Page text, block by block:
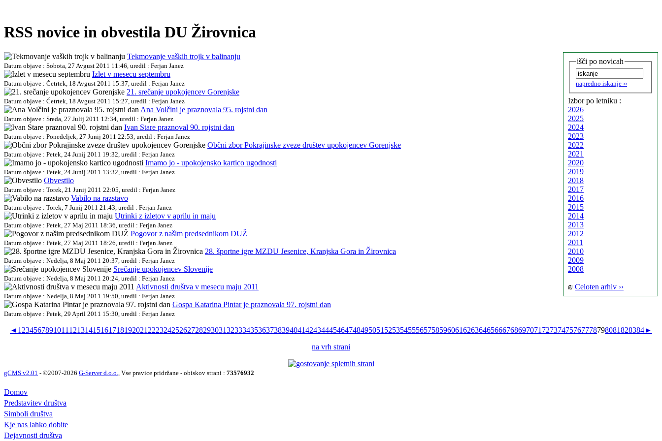
RSS novice in obvestila DU Žirovnica
išči po novicah
napredno iskanje ››
Izbor po letniku :
2026
2025
2024
2023
2022
2021
2020
2019
2018
2017
2016
2015
2014
2013
2012
2011
2010
2009
2008
₪ Celoten arhiv ››
Tekmovanje vaških trojk v balinanju
Datum objave : Sobota, 27 Avgust 2011 11:46, uredil : Ferjan Janez
Izlet v mesecu septembru
Datum objave : Četrtek, 18 Avgust 2011 15:37, uredil : Ferjan Janez
21. srečanje upokojencev Gorenjske
Datum objave : Četrtek, 18 Avgust 2011 15:27, uredil : Ferjan Janez
Ana Volčini je praznovala 95. rojstni dan
Datum objave : Sreda, 27 Julij 2011 12:34, uredil : Ferjan Janez
Ivan Stare praznoval 90. rojstni dan
Datum objave : Ponedeljek, 27 Junij 2011 22:53, uredil : Ferjan Janez
Občni zbor Pokrajinske zveze društev upokojencev Gorenjske
Datum objave : Petek, 24 Junij 2011 19:32, uredil : Ferjan Janez
Imamo jo - upokojensko kartico ugodnosti
Datum objave : Petek, 24 Junij 2011 13:32, uredil : Ferjan Janez
Obvestilo
Datum objave : Torek, 21 Junij 2011 22:05, uredil : Ferjan Janez
Vabilo na razstavo
Datum objave : Torek, 7 Junij 2011 21:43, uredil : Ferjan Janez
Utrinki z izletov v aprilu in maju
Datum objave : Petek, 27 Maj 2011 18:36, uredil : Ferjan Janez
Pogovor z našim predsednikom DUŽ
Datum objave : Petek, 27 Maj 2011 18:26, uredil : Ferjan Janez
28. športne igre MZDU Jesenice, Kranjska Gora in Žirovnica
Datum objave : Nedelja, 8 Maj 2011 20:37, uredil : Ferjan Janez
Srečanje upokojencev Slovenije
Datum objave : Nedelja, 8 Maj 2011 20:24, uredil : Ferjan Janez
Aktivnosti društva v mesecu maju 2011
Datum objave : Nedelja, 8 Maj 2011 19:50, uredil : Ferjan Janez
Gospa Katarina Pintar je praznovala 97. rojstni dan
Datum objave : Petek, 29 April 2011 15:30, uredil : Ferjan Janez
◄ 1 234567891011 12131415161718192021 222324252627282930313233343536373839404142434445464748495051 5253545556575859606162636465666768697071 72737475767778798081828384►
na vrh strani
gCMS v2.01 - ©2007-2026 G-Server d.o.o. , Vse pravice pridržane - obiskov strani : 73576932
Domov
Predstavitev društva
Simboli društva
Kje nas lahko dobite
Dejavnosti društva